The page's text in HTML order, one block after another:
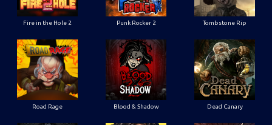
Fire in the Hole 2 Punk Rocker 2 Tombstone Rip
Road Rage Blood & Shadow Dead Canary